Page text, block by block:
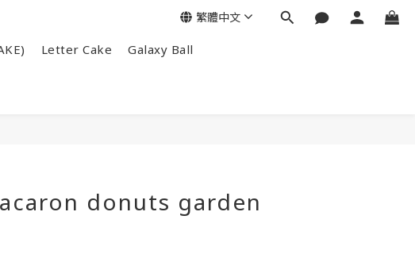
Letter Cake Galaxy Ball
繁體中文
donuts garden